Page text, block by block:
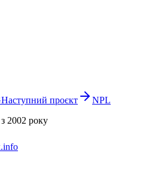
Наступний проєкт
NPL
2002 року